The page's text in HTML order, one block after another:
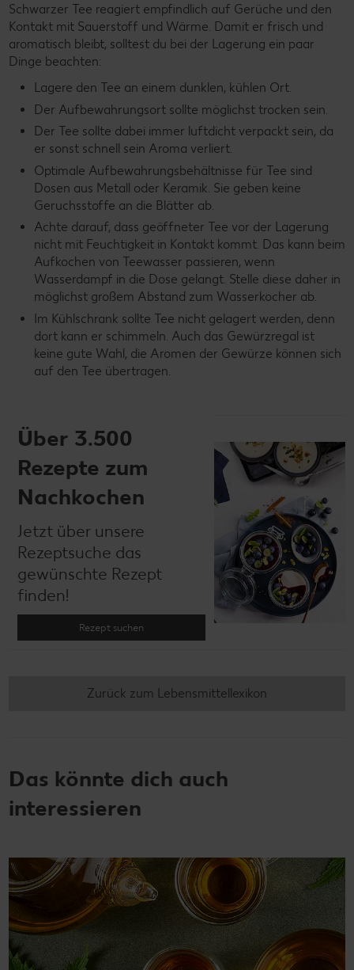
Schwarzer Tee reagiert empfindlich auf Gerüche und den
Kontakt mit Sauerstoff und Wärme. Damit er frisch und
aromatisch bleibt, solltest du bei der Lagerung ein paar
Dinge beachten:
Lagere den Tee an einem dunklen, kühlen Ort.
Der Aufbewahrungsort sollte möglichst trocken sein.
Der Tee sollte dabei immer luftdicht verpackt sein, da
er sonst schnell sein Aroma verliert.
Optimale Aufbewahrungsbehältnisse für Tee sind
Dosen aus Metall oder Keramik. Sie geben keine
Geruchsstoffe an die Blätter ab.
Achte darauf, dass geöffneter Tee vor der Lagerung
nicht mit Feuchtigkeit in Kontakt kommt. Das kann beim
Aufkochen von Teewasser passieren, wenn
Wasserdampf in die Dose gelangt. Stelle diese daher in
möglichst großem Abstand zum Wasserkocher ab.
Im Kühlschrank sollte Tee nicht gelagert werden, denn
dort kann er schimmeln. Auch das Gewürzregal ist
keine gute Wahl, die Aromen der Gewürze können sich
auf den Tee übertragen.
Über 3.500
Rezepte zum
Nachkochen
Jetzt über unsere
Rezeptsuche das
gewünschte Rezept
finden!
Rezept suchen
Zurück zum Lebensmittellexikon
Das könnte dich auch
interessieren